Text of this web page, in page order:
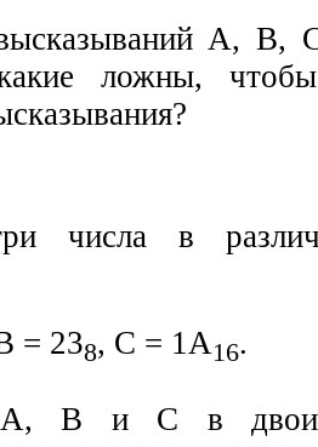
А, В,
ложны,
числа в
= 238, С = 1A16.
А, В и С в